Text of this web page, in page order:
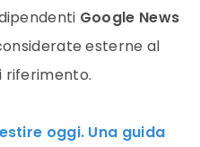
Google News
esterne al
riferimento.
oggi. Una guida